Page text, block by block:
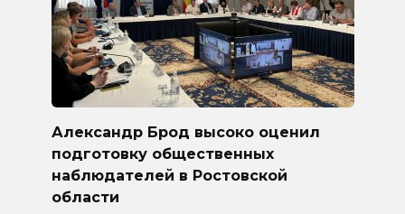
Александр Брод высоко оценил
подготовку общественных
наблюдателей в Ростовской
области